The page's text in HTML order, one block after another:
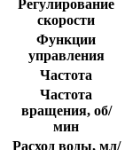
Регулирование
скорости
Функции
управления
Частота
Частота
вращения, об/
мин
Расход воды, мл/